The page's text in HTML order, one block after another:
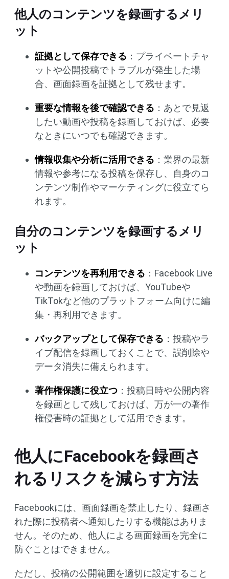
他人のコンテンツを録画するメリ
ット
証拠として保存できる ：プライベートチャ
ットや公開投稿でトラブルが発生した場
合、画面録画を証拠として残せます。
重要な情報を後で確認できる ：あとで見返
したい動画や投稿を録画しておけば、必要
なときにいつでも確認できます。
情報収集や分析に活用できる ：業界の最新
情報や参考になる投稿を保存し、自身のコ
ンテンツ制作やマーケティングに役立てら
れます。
自分のコンテンツを録画するメリ
ット
コンテンツを再利用できる ：Facebook Live
や動画を録画しておけば、YouTubeや
TikTokなど他のプラットフォーム向けに編
集・再利用できます。
バックアップとして保存できる ：投稿やラ
イブ配信を録画しておくことで、誤削除や
データ消失に備えられます。
著作権保護に役立つ ：投稿日時や公開内容
を録画として残しておけば、万が一の著作
権侵害時の証拠として活用できます。
他人にFacebookを録画さ
れるリスクを減らす方法
Facebookには、画面録画を禁止したり、録画さ
れた際に投稿者へ通知したりする機能はありま
せん。そのため、他人による画面録画を完全に
防ぐことはできません。
ただし、投稿の公開範囲を適切に設定すること